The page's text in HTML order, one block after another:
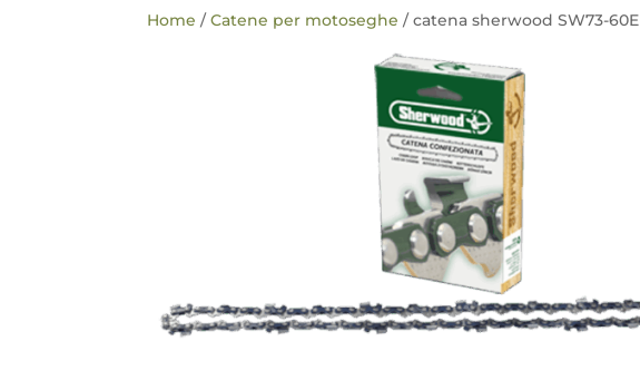
Home /Catene per motoseghe / catena sherwood SW73-60E